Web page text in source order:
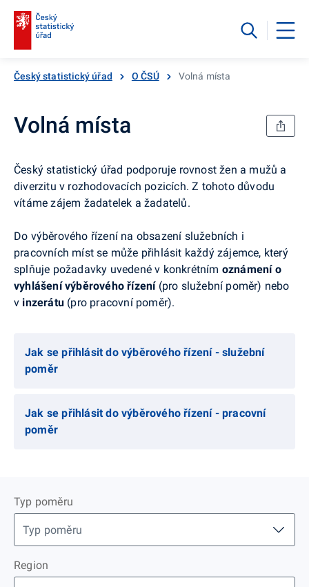
Český statistický úřad O ČSÚ Volná místa
Volná místa
Český statistický úřad podporuje rovnost žen a mužů a
diverzitu v rozhodovacích pozicích. Z tohoto důvodu
vítáme zájem žadatelek a žadatelů.
Do výběrového řízení na obsazení služebních i
pracovních míst se může přihlásit každý zájemce, který
splňuje požadavky uvedené v konkrétním oznámení o
vyhlášení výběrového řízení(pro služební poměr) nebo
v inzerátu (pro pracovní poměr).
Jak se přihlásit do výběrového řízení - služební
poměr
Jak se přihlásit do výběrového řízení - pracovní
poměr
Typ poměru
Region